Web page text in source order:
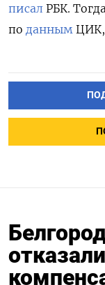
писал РБК.
по данным ЦИК,